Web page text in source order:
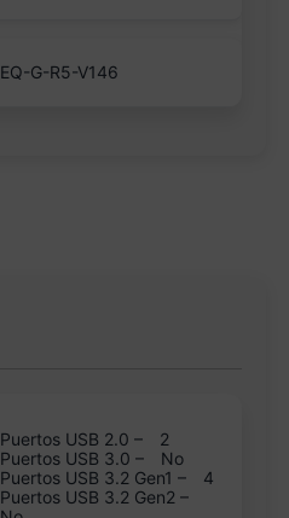
EQ-G-R5-V146
Puertos USB 2.0 –
2
Puertos USB 3.0 –
No
Puertos USB 3.2 Gen1 –
4
Puertos USB 3.2 Gen2 –